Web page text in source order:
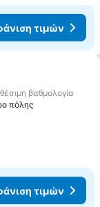
τιμών
αγαπημένα
βαθμολογία
πόλης
τιμών